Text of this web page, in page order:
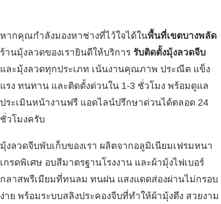
หากคุณกำลังมองหาช่างที่ไว้ใจได้ในพื้นที่เขตบางพลัด
ร้านมุ้งลวดของเรายินดีให้บริการ รับติดตั้งมุ้งลวดจีบ
และมุ้งลวดทุกประเภท เน้นงานคุณภาพ ประณีต แข็ง
แรง ทนทาน และติดตั้งด่วนใน 1-3 ชั่วโมง พร้อมดูแล
ประเมินหน้างานฟรี แอดไลน์ปรึกษาด่วนได้ตลอด 24
ชั่วโมงครับ
มุ้งลวดจีบพับเก็บของเรา ผลิตจากอลูมิเนียมเฟรมหนา
เกรดพิเศษ อบสีมาตรฐานโรงงาน และผ้ามุ้งไฟเบอร์
กลาสพรีเมียมที่ทนลม ทนฝน แสงแดดส่องผ่านไม่กรอบ
ง่าย พร้อมระบบสลิงประคองจีบที่ทำให้ผ้ามุ้งตึง สวยงาม